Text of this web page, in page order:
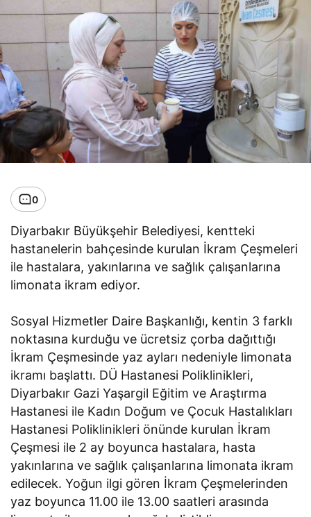
0
Diyarbakır Büyükşehir Belediyesi, kentteki
hastanelerin bahçesinde kurulan İkram Çeşmeleri
ile hastalara, yakınlarına ve sağlık çalışanlarına
limonata ikram ediyor.
Sosyal Hizmetler Daire Başkanlığı, kentin 3 farklı
noktasına kurduğu ve ücretsiz çorba dağıttığı
İkram Çeşmesinde yaz ayları nedeniyle limonata
ikramı başlattı. DÜ Hastanesi Poliklinikleri,
Diyarbakır Gazi Yaşargil Eğitim ve Araştırma
Hastanesi ile Kadın Doğum ve Çocuk Hastalıkları
Hastanesi Poliklinikleri önünde kurulan İkram
Çeşmesi ile 2 ay boyunca hastalara, hasta
yakınlarına ve sağlık çalışanlarına limonata ikram
edilecek. Yoğun ilgi gören İkram Çeşmelerinden
yaz boyunca 11.00 ile 13.00 saatleri arasında